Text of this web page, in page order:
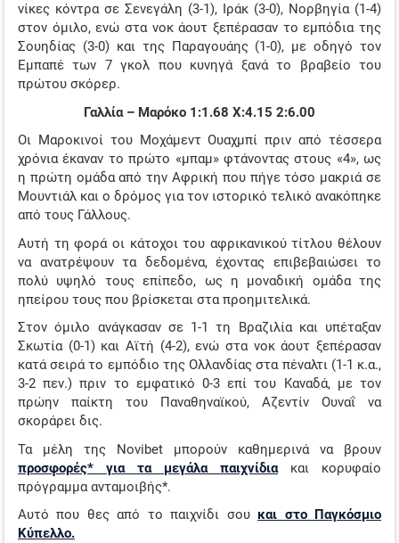
νίκες κόντρα σε Σενεγάλη (3-1), Ιράκ (3-0), Νορβηγία (1-4)
στον όμιλο, ενώ στα νοκ άουτ ξεπέρασαν το εμπόδια της
Σουηδίας (3-0) και της Παραγουάης (1-0), με οδηγό τον
Εμπαπέ των 7 γκολ που κυνηγά ξανά το βραβείο του
πρώτου σκόρερ.
Γαλλία – Μαρόκο 1:1.68 X:4.15 2:6.00
Οι Μαροκινοί του Μοχάμεντ Ουαχμπί πριν από τέσσερα
χρόνια έκαναν το πρώτο «μπαμ» φτάνοντας στους «4», ως
η πρώτη ομάδα από την Αφρική που πήγε τόσο μακριά σε
Μουντιάλ και ο δρόμος για τον ιστορικό τελικό ανακόπηκε
από τους Γάλλους.
Αυτή τη φορά οι κάτοχοι του αφρικανικού τίτλου θέλουν
να ανατρέψουν τα δεδομένα, έχοντας επιβεβαιώσει το
πολύ υψηλό τους επίπεδο, ως η μοναδική ομάδα της
ηπείρου τους που βρίσκεται στα προημιτελικά.
Στον όμιλο ανάγκασαν σε 1-1 τη Βραζιλία και υπέταξαν
Σκωτία (0-1) και Αϊτή (4-2), ενώ στα νοκ άουτ ξεπέρασαν
κατά σειρά το εμπόδιο της Ολλανδίας στα πέναλτι (1-1 κ.α.,
3-2 πεν.) πριν το εμφατικό 0-3 επί του Καναδά, με τον
πρώην παίκτη του Παναθηναϊκού, Αζεντίν Ουναΐ να
σκοράρει δις.
Τα μέλη της Novibet μπορούν καθημερινά να βρουν
προσφορές* για τα μεγάλα παιχνίδιακαι κορυφαίο
πρόγραμμα ανταμοιβής*.
Αυτό που θες από το παιχνίδι σου και στο Παγκόσμιο
Κύπελλο.